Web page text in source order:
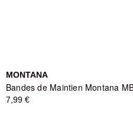
MONTANA
Bandes de Maintien Montana
7,99 €